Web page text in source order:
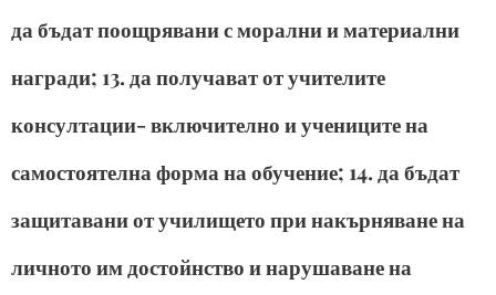
да бъдат поощрявани с морални и материални
награди; 13. да получават от учителите
консултации- включително и учениците на
самостоятелна форма на обучение; 14. да бъдат
защитавани от училището при накърняване на
личното им достойнство и нарушаване на